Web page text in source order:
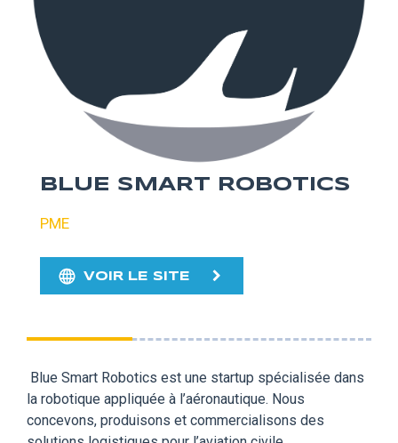
BLUE SMART ROBOTICS
PME
VOIR LE SITE
Blue Smart Robotics est une startup spécialisée dans
la robotique appliquée à l’aéronautique. Nous
concevons, produisons et commercialisons des